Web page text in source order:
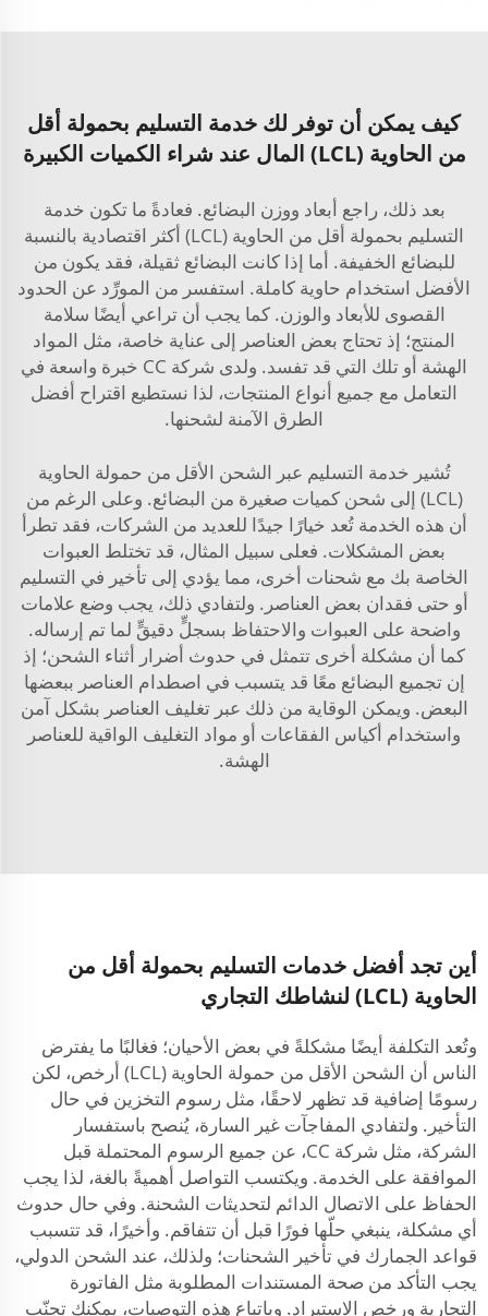
كيف يمكن أن توفر لك خدمة التسليم بحمولة أقل
من الحاوية (LCL) المال عند شراء الكميات الكبيرة
بعد ذلك، راجع أبعاد ووزن البضائع. فعادةً ما تكون خدمة
التسليم بحمولة أقل من الحاوية (LCL) أكثر اقتصادية بالنسبة
للبضائع الخفيفة. أما إذا كانت البضائع ثقيلة، فقد يكون من
الأفضل استخدام حاوية كاملة. استفسر من المورِّد عن الحدود
القصوى للأبعاد والوزن. كما يجب أن تراعي أيضًا سلامة
المنتج؛ إذ تحتاج بعض العناصر إلى عناية خاصة، مثل المواد
الهشة أو تلك التي قد تفسد. ولدى شركة CC خبرة واسعة في
التعامل مع جميع أنواع المنتجات، لذا نستطيع اقتراح أفضل
الطرق الآمنة لشحنها.
تُشير خدمة التسليم عبر الشحن الأقل من حمولة الحاوية
(LCL) إلى شحن كميات صغيرة من البضائع. وعلى الرغم من
أن هذه الخدمة تُعد خيارًا جيدًا للعديد من الشركات، فقد تطرأ
بعض المشكلات. فعلى سبيل المثال، قد تختلط العبوات
الخاصة بك مع شحنات أخرى، مما يؤدي إلى تأخير في التسليم
أو حتى فقدان بعض العناصر. ولتفادي ذلك، يجب وضع علامات
واضحة على العبوات والاحتفاظ بسجلٍّ دقيقٍّ لما تم إرساله.
كما أن مشكلة أخرى تتمثل في حدوث أضرار أثناء الشحن؛ إذ
إن تجميع البضائع معًا قد يتسبب في اصطدام العناصر ببعضها
البعض. ويمكن الوقاية من ذلك عبر تغليف العناصر بشكل آمن
واستخدام أكياس الفقاعات أو مواد التغليف الواقية للعناصر
الهشة.
أين تجد أفضل خدمات التسليم بحمولة أقل من
الحاوية (LCL) لنشاطك التجاري
وتُعد التكلفة أيضًا مشكلةً في بعض الأحيان؛ فغالبًا ما يفترض
الناس أن الشحن الأقل من حمولة الحاوية (LCL) أرخص، لكن
رسومًا إضافية قد تظهر لاحقًا، مثل رسوم التخزين في حال
التأخير. ولتفادي المفاجآت غير السارة، يُنصح باستفسار
الشركة، مثل شركة CC، عن جميع الرسوم المحتملة قبل
الموافقة على الخدمة. ويكتسب التواصل أهميةً بالغة، لذا يجب
الحفاظ على الاتصال الدائم لتحديثات الشحنة. وفي حال حدوث
أي مشكلة، ينبغي حلّها فورًا قبل أن تتفاقم. وأخيرًا، قد تتسبب
قواعد الجمارك في تأخير الشحنات؛ ولذلك، عند الشحن الدولي،
يجب التأكد من صحة المستندات المطلوبة مثل الفاتورة
التجارية ورخص الاستيراد. وباتباع هذه التوصيات، يمكنك تجنّب